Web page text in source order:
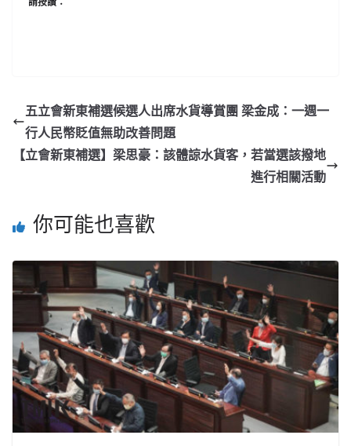
五立會新東補選候選人出席水貨導賞團 梁金成：一週一
行人民幣貶值無助改善問題
【立會新東補選】梁思豪：該體諒水貨客，若當選該撥地
進行相關活動
你可能也喜歡